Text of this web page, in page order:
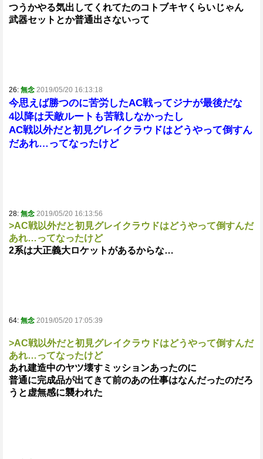
つうかやる気出してくれてたのコトブキヤくらいじゃん
武器セットとか普通出さないって
26: 無念 2019/05/20 16:13:18
今思えば勝つのに苦労したAC戦ってジナが最後だな
4以降は天敵ルートも苦戦しなかったし
AC戦以外だと初見グレイクラウドはどうやって倒すん
だあれ…ってなったけど
28: 無念 2019/05/20 16:13:56
>AC戦以外だと初見グレイクラウドはどうやって倒すんだ
あれ…ってなったけど
2系は大正義大ロケットがあるからな…
64: 無念 2019/05/20 17:05:39
>AC戦以外だと初見グレイクラウドはどうやって倒すんだ
あれ…ってなったけど
あれ建造中のヤツ壊すミッションあったのに
普通に完成品が出てきて前のあの仕事はなんだったのだろ
うと虚無感に襲われた